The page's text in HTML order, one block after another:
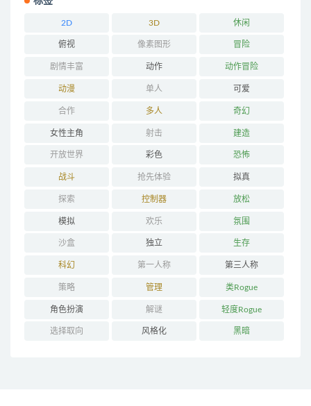
2D 3D 休闲
俯视 像素图形 冒险
剧情丰富 动作 动作冒险
动漫 单人 可爱
合作 多人 奇幻
女性主角 射击 建造
开放世界 彩色 恐怖
战斗 抢先体验 拟真
探索 控制器 放松
模拟 欢乐 氛围
沙盒 独立 生存
科幻 第一人称 第三人称
策略 管理 类Rogue
角色扮演 解谜 轻度Rogue
选择取向 风格化 黑暗